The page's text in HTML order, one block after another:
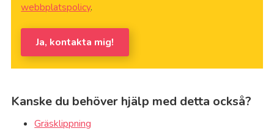
webbplatspolicy.
Ja, kontakta mig!
Kanske du behöver hjälp med detta också?
Gräsklippning